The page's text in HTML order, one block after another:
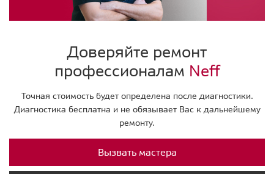
Доверяйте ремонт
профессионалам Neff
Точная стоимость будет определена после диагностики.
Диагностика бесплатна и не обязывает Вас к дальнейшему
ремонту.
Вызвать мастера